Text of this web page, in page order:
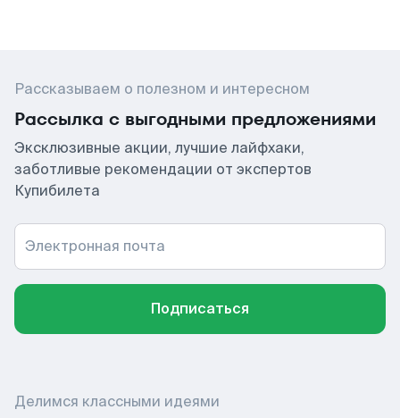
Рассказываем о полезном и интересном
Рассылка с выгодными предложениями
Эксклюзивные акции, лучшие лайфхаки,
заботливые рекомендации от экспертов
Купибилета
Электронная почта
Подписаться
Делимся классными идеями